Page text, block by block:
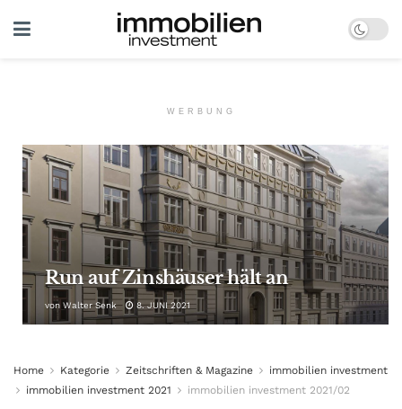
WERBUNG
Run auf Zinshäuser hält an
von Walter Senk 8. JUNI 2021
Home Kategorie Zeitschriften & Magazine
immobilien investment
immobilien investment 2021
immobilien investment 2021/02